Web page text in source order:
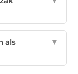
als
▼